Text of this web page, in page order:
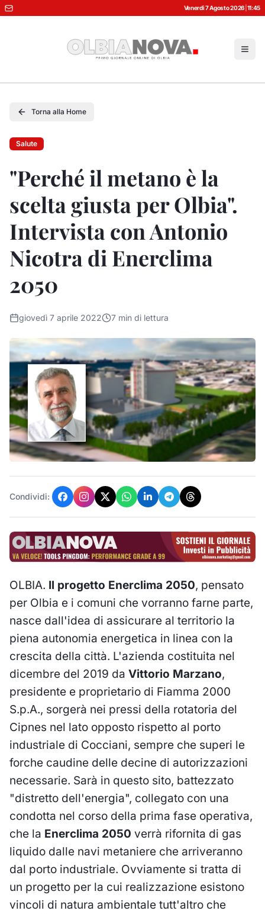
Venerdì 7 Agosto 2026 11:45
Torna alla Home
Salute
"Perché il metano è la
scelta giusta per Olbia".
Intervista con Antonio
Nicotra di Enerclima
2050
giovedì 7 aprile 2022 7 min di lettura
Condividi:
OLBIA. Il progetto Enerclima 2050, pensato
per Olbia e i comuni che vorranno farne parte,
nasce dall'idea di assicurare al territorio la
piena autonomia energetica in linea con la
crescita della città. L'azienda costituita nel
dicembre del 2019 da Vittorio Marzano,
presidente e proprietario di Fiamma 2000
S.p.A., sorgerà nei pressi della rotatoria del
Cipnes nel lato opposto rispetto al porto
industriale di Cocciani, sempre che superi le
forche caudine delle decine di autorizzazioni
necessarie. Sarà in questo sito, battezzato
"distretto dell'energia", collegato con una
condotta nel corso della prima fase operativa,
che la Enerclima 2050 verrà rifornita di gas
liquido dalle navi metaniere che arriveranno
dal porto industriale. Ovviamente si tratta di
un progetto per la cui realizzazione esistono
vincoli di natura ambientale tutt'altro che